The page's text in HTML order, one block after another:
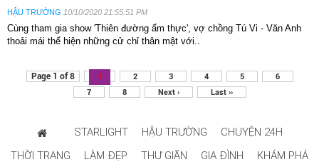
HẬU TRƯỜNG 10/10/2020 21:55:51 PM
Cùng tham gia show 'Thiên đường ẩm thực', vợ chồng Tú Vi - Văn Anh
thoải mái thể hiện những cử chỉ thân mật với..
Page 1 of 8 1 2 3 4 5
6
7
8 Next › Last ››
STARLIGHT HẬU TRƯỜNG
CHUYỆN 24H
THỜI TRANG
LÀM ĐẸP THƯ GIÃN GIA ĐÌNH
KHÁM PHÁ